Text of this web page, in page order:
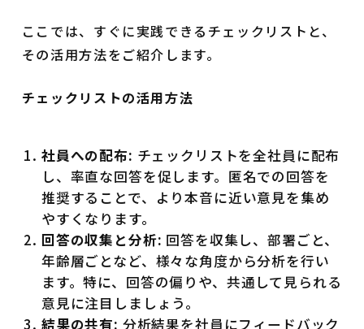
ここでは、すぐに実践できるチェックリストと、
その活用方法をご紹介します。
チェックリストの活用方法
社員への配布: チェックリストを全社員に配布
し、率直な回答を促します。匿名での回答を
推奨することで、より本音に近い意見を集め
やすくなります。
回答の収集と分析: 回答を収集し、部署ごと、
年齢層ごとなど、様々な角度から分析を行い
ます。特に、回答の偏りや、共通して見られる
意見に注目しましょう。
結果の共有: 分析結果を社員にフィードバック